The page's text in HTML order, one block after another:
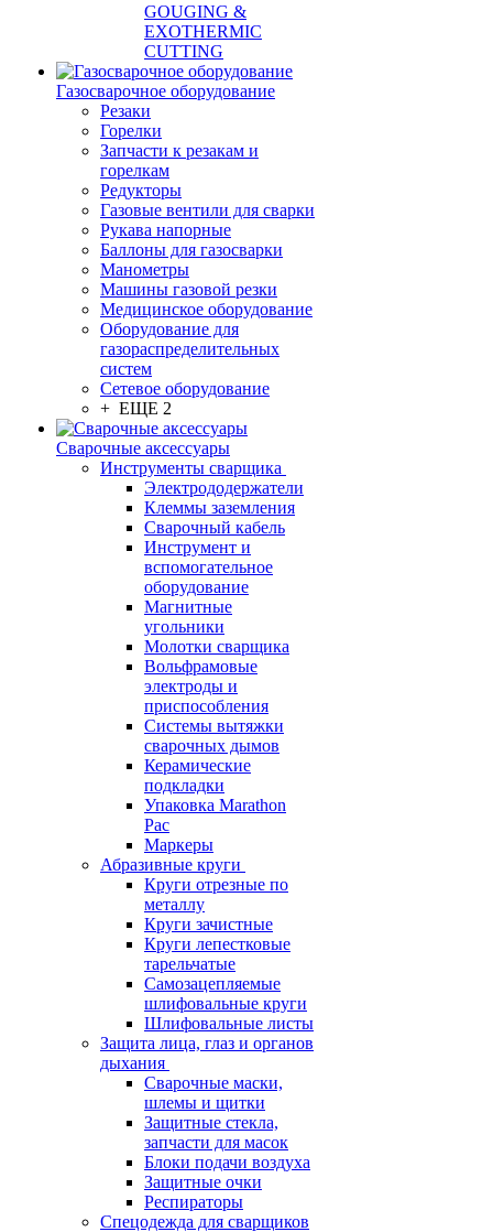
GOUGING &
EXOTHERMIC
CUTTING
Газосварочное оборудование
Резаки
Горелки
Запчасти к резакам и
горелкам
Редукторы
Газовые вентили для сварки
Рукава напорные
Баллоны для газосварки
Манометры
Машины газовой резки
Медицинское оборудование
Оборудование для
газораспределительных
систем
Сетевое оборудование
+ ЕЩЕ 2
Сварочные аксессуары
Инструменты сварщика
Электрододержатели
Клеммы заземления
Сварочный кабель
Инструмент и
вспомогательное
оборудование
Магнитные
угольники
Молотки сварщика
Вольфрамовые
электроды и
приспособления
Системы вытяжки
сварочных дымов
Керамические
подкладки
Упаковка Marathon
Pac
Маркеры
Абразивные круги
Круги отрезные по
металлу
Круги зачистные
Круги лепестковые
тарельчатые
Самозацепляемые
шлифовальные круги
Шлифовальные листы
Защита лица, глаз и органов
дыхания
Сварочные маски,
шлемы и щитки
Защитные стекла,
запчасти для масок
Блоки подачи воздуха
Защитные очки
Респираторы
Спецодежда для сварщиков